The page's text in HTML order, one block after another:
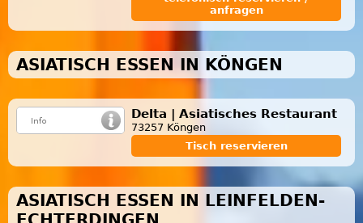
anfragen
ASIATISCH ESSEN IN KÖNGEN
Delta | Asiatisches Restaurant
73257 Köngen
Tisch reservieren
ASIATISCH ESSEN IN LEINFELDEN-